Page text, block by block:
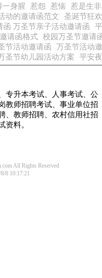
一身腥 惹怨 惹恼 惹是生非
动的邀请函范文
圣诞节狂
万圣节亲子活动邀请函
请函格式 校园万圣节邀请
节活动邀请函
万圣节活动
圣节幼儿园活动方案
平安
专升本考试、人事考试、公
教师招聘考试、事业单位招
、教师招聘、农村信用社招
资料。
All Rights Reserved
8 10:17:21